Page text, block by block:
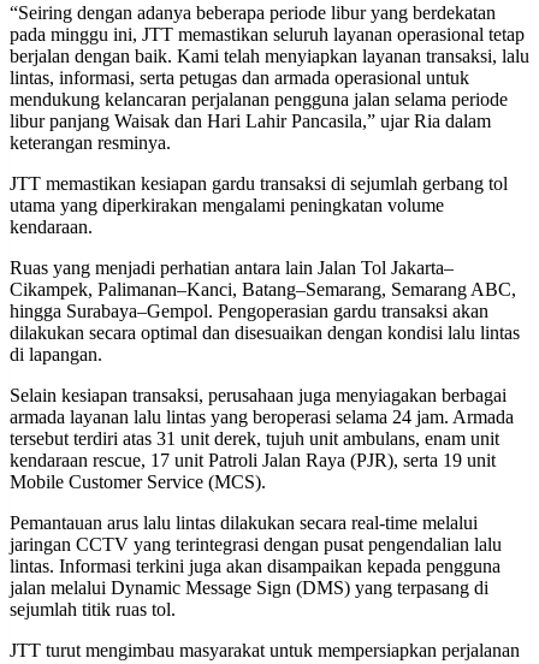
“Seiring dengan adanya beberapa periode libur yang berdekatan
pada minggu ini, JTT memastikan seluruh layanan operasional tetap
berjalan dengan baik. Kami telah menyiapkan layanan transaksi, lalu
lintas, informasi, serta petugas dan armada operasional untuk
mendukung kelancaran perjalanan pengguna jalan selama periode
libur panjang Waisak dan Hari Lahir Pancasila,” ujar Ria dalam
keterangan resminya.
JTT memastikan kesiapan gardu transaksi di sejumlah gerbang tol
utama yang diperkirakan mengalami peningkatan volume
kendaraan.
Ruas yang menjadi perhatian antara lain Jalan Tol Jakarta–
Cikampek, Palimanan–Kanci, Batang–Semarang, Semarang ABC,
hingga Surabaya–Gempol. Pengoperasian gardu transaksi akan
dilakukan secara optimal dan disesuaikan dengan kondisi lalu lintas
di lapangan.
Selain kesiapan transaksi, perusahaan juga menyiagakan berbagai
armada layanan lalu lintas yang beroperasi selama 24 jam. Armada
tersebut terdiri atas 31 unit derek, tujuh unit ambulans, enam unit
kendaraan rescue, 17 unit Patroli Jalan Raya (PJR), serta 19 unit
Mobile Customer Service (MCS).
Pemantauan arus lalu lintas dilakukan secara real-time melalui
jaringan CCTV yang terintegrasi dengan pusat pengendalian lalu
lintas. Informasi terkini juga akan disampaikan kepada pengguna
jalan melalui Dynamic Message Sign (DMS) yang terpasang di
sejumlah titik ruas tol.
JTT turut mengimbau masyarakat untuk mempersiapkan perjalanan